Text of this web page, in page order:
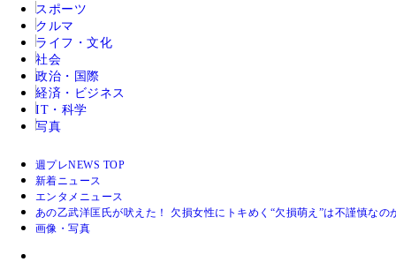
スポーツ
クルマ
ライフ・文化
社会
政治・国際
経済・ビジネス
IT・科学
写真
週プレNEWS TOP
新着ニュース
エンタメニュース
あの乙武洋匡氏が吠えた！ 欠損女性にトキめく“欠損萌え”は不謹慎なの
画像・写真